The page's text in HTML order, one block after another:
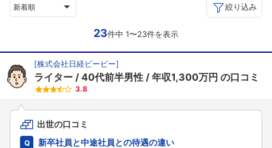
新着順 絞り込み
23件中 1〜23件を表示
[株式会社日経ビーピー]
ライター 40代前半男性 年収1,300万円 の口コミ
3.8
出世の口コミ
新卒社員と中途社員との待遇の違い